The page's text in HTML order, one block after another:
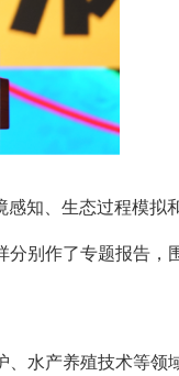
知、生态过程模拟
别作了专题报告，
水产养殖技术等领